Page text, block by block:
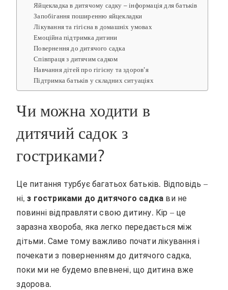
Яйцекладка в дитячому садку – інформація для батьків
Запобігання поширенню яйцекладки
Лікування та гігієна в домашніх умовах
Емоційна підтримка дитини
Повернення до дитячого садка
Співпраця з дитячим садком
Навчання дітей про гігієну та здоров’я
Підтримка батьків у складних ситуаціях
Чи можна ходити в
дитячий садок з
гостриками?
Це питання турбує багатьох батьків. Відповідь –
ні,з гостриками до дитячого садка ви не
повинні відправляти свою дитину. Кір – це
заразна хвороба, яка легко передається між
дітьми. Саме тому важливо почати лікування і
почекати з поверненням до дитячого садка,
поки ми не будемо впевнені, що дитина вже
здорова.